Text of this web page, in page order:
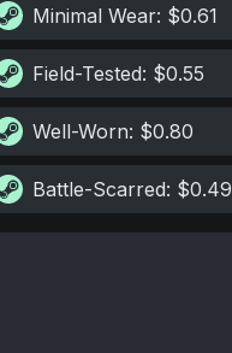
Minimal Wear: $0.61
Field-Tested: $0.55
Well-Worn: $0.80
Battle-Scarred: $0.49